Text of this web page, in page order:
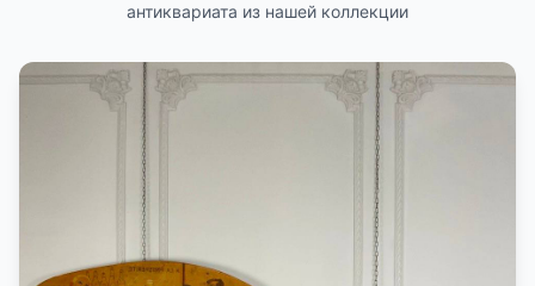
антиквариата из нашей коллекции